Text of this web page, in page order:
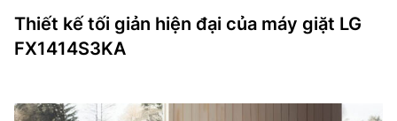
Thiết kế tối giản hiện đại của máy giặt LG
FX1414S3KA